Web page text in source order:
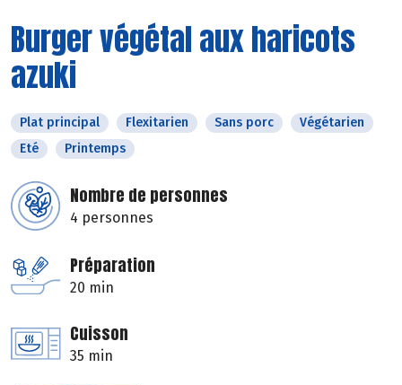
Burger végétal aux haricots
azuki
Plat principal Flexitarien Sans porc
Végétarien
Eté
Printemps
Nombre de personnes
4 personnes
Préparation
20 min
Cuisson
35 min